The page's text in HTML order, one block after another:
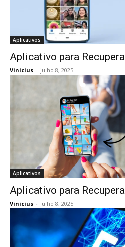
Aplicativos
Aplicativo para
Vinicius - julho 8, 2025
Aplicativos
Aplicativo para
Vinicius - julho 8, 2025